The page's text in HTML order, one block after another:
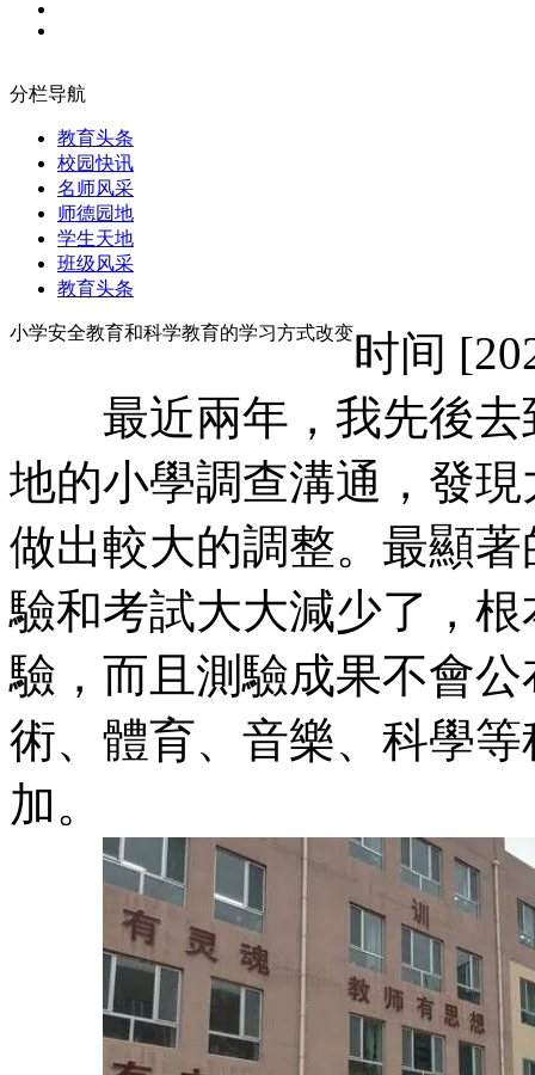
分栏导航
教育头条
校园快讯
名师风采
师德园地
学生天地
班级风采
教育头条
小学安全教育和科学教育的学习方式改变时间
最近兩年，我先後去
地的小學調查溝通，發
做出較大的調整。最顯
驗和考試大大減少了，
驗，而且測驗成果不會
術、體育、音樂、科學
加。